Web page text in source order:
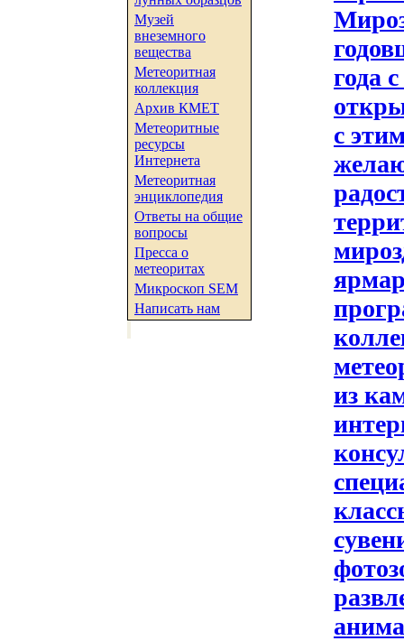
Музей
внеземного
вещества
Метеоритная
коллекция
Архив КМЕТ
Метеоритные
ресурсы
Интернета
Метеоритная
энциклопедия
Ответы на общие
вопросы
Пресса о
метеоритах
Микроскоп SEM
Написать нам
года
с
из